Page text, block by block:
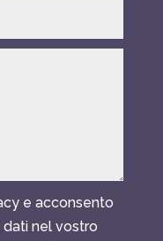
e acconsento
nel vostro